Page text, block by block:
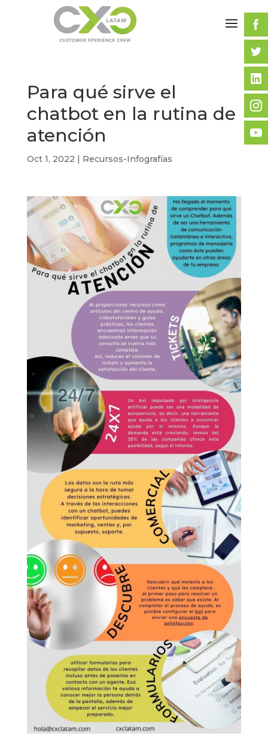
Para qué sirve el
chatbot en la rutina de
atención
Oct 1, 2022 | Recursos-Infografías